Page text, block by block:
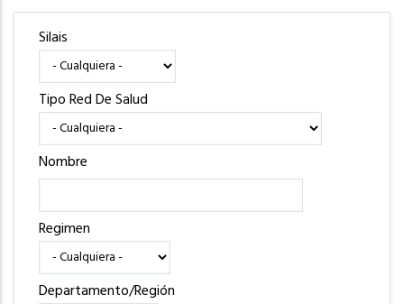
Silais
Tipo Red De Salud
Nombre
Regimen
Departamento/Región